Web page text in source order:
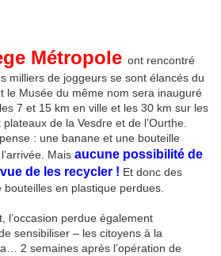
Métropole ont rencontré
milliers de joggeurs se sont élancés du
le Musée du même nom sera inauguré
7 et 15 km en ville et les 30 km sur les
de la Vesdre et de l’Ourthe.
: une banane et une bouteille
Mais aucune possibilité de
de les recycler ! Et donc des
en plastique perdues.
l’occasion perdue également
sensibiliser – les citoyens à la
2 semaines après l’opération de